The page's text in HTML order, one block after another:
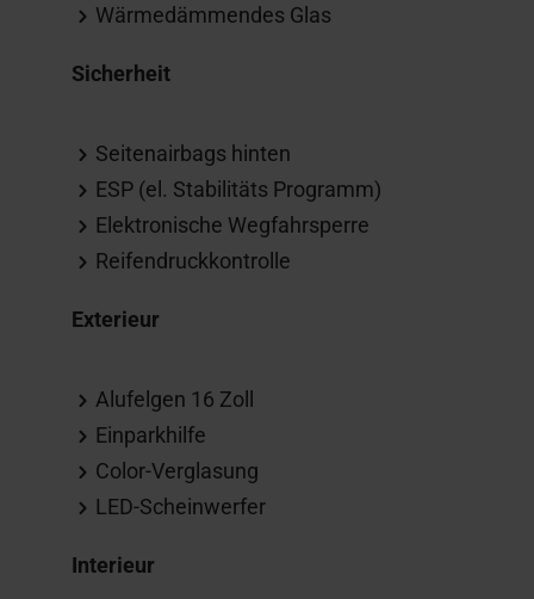
Wärmedämmendes Glas
Sicherheit
Seitenairbags hinten
ESP (el. Stabilitäts Programm)
Elektronische Wegfahrsperre
Reifendruckkontrolle
Exterieur
Alufelgen 16 Zoll
Einparkhilfe
Color-Verglasung
LED-Scheinwerfer
Interieur